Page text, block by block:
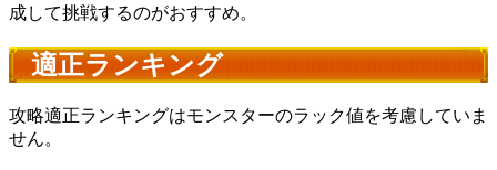
成して挑戦するのがおすすめ。
適正ランキング
攻略適正ランキングはモンスターのラック値を考慮していま
せん。